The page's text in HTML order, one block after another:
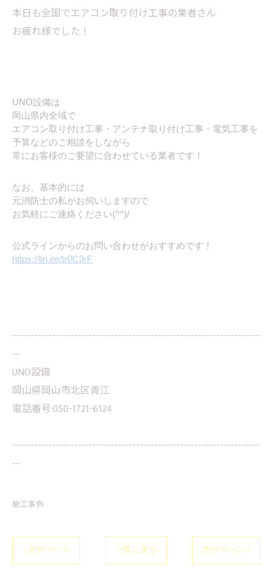
本日も全国でエアコン取り付け工事の業者さん
お疲れ様でした！
UNO設備は
岡山県内全域で
エアコン取り付け工事・アンテナ取り付け工事・電気工事を
予算などのご相談をしながら
常にお客様のご要望に合わせている業者です！
なお、基本的には
元消防士の私がお伺いしますので
お気軽にご連絡ください(^^)/
公式ラインからのお問い合わせがおすすめです！
https://lin.ee/tr0C9rF
--------------------------------------------------------------------
--
UNO設備
岡山県岡山市北区青江
電話番号:050-1721-6124
--------------------------------------------------------------------
--
施工事例
< 前のページ 一覧に戻る 次のページ >